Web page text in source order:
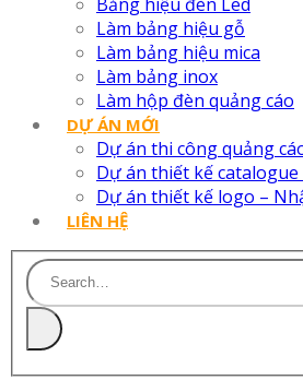
Làm bảng hiệu gỗ
Làm bảng hiệu mica
Làm bảng inox
Làm hộp đèn quảng cáo
DỰ ÁN MỚI
Dự án thi công quảng
Dự án thiết kế catalogue
Dự án thiết kế logo –
LIÊN HỆ